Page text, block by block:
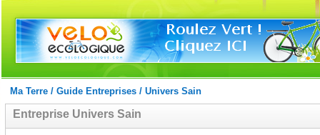
Ma Terre/ Guide Entreprises/ Univers Sain
Entreprise Univers Sain